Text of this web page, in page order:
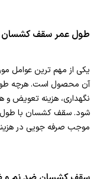
طول عمر سقف کشسان بالای ۵۰
یکی از مهم ترین عوامل
آن محصول است. هرچه
نگهداری، هزینه تعویض
موجب صرفه جویی در